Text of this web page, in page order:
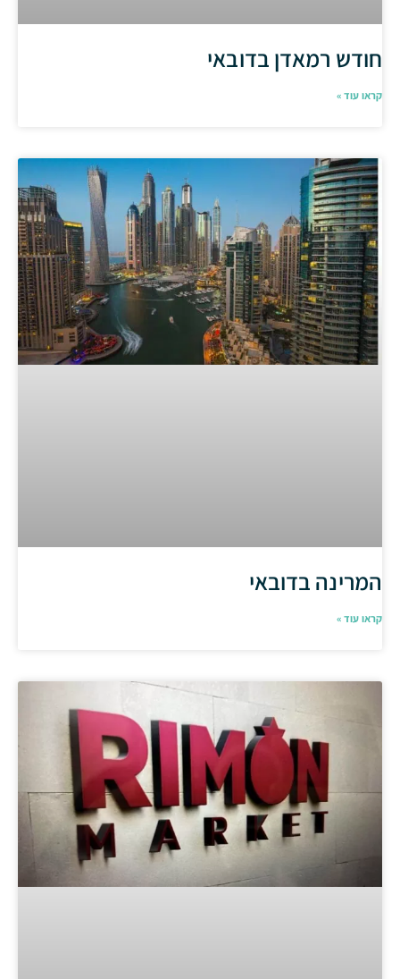
חודש רמאדן בדובאי
קראו עוד »
המרינה בדובאי
קראו עוד »